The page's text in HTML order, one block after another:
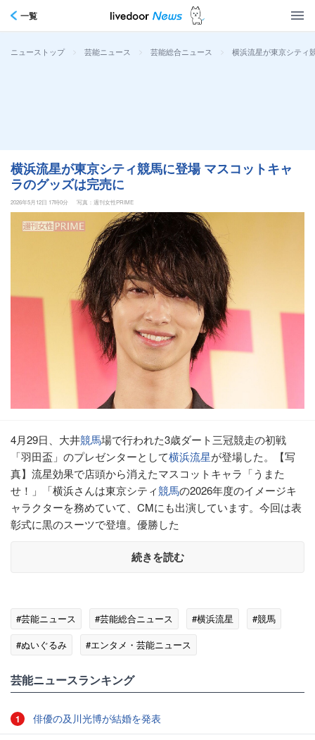
一覧
ニューストップ > 芸能ニュース > 芸能総合ニュース > 横浜流星が東京シティ
横浜流星が東京シティ競馬に登場 マスコットキャ
ラのグッズは完売に
2026年5月12日 17時0分 写真：週刊女性PRIME
4月29日、大井競馬場で行われた3歳ダート三冠競走の初戦
「羽田盃」のプレゼンターとして横浜流星が登場した。【写
真】流星効果で店頭から消えたマスコットキャラ「うまた
せ！」「横浜さんは東京シティ競馬の2026年度のイメージキ
ャラクターを務めていて、CMにも出演しています。今回は表
彰式に黒のスーツで登壇。優勝した
続きを読む
#芸能ニュース #芸能総合ニュース #横浜流星
#競馬
#ぬいぐるみ
#エンタメ・芸能ニュース
芸能ニュースランキング
1 俳優の及川光博が結婚を発表